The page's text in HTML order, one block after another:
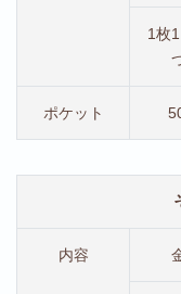
1枚
ポケット
内容